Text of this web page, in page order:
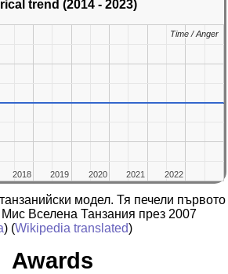
trend (2014 - 2023)
2018
2018 2019
2019 2020
2020 2021
2021 2022
2022
Time / Anger
Time / Anger
модел. Тя печели първото
Мис Вселена Танзания през 2007
) (Wikipedia translated)
Awards